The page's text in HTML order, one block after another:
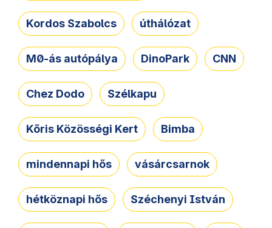
Kordos Szabolcs úthálózat
M0-ás autópálya DinoPark CNN
Chez Dodo Szélkapu
Kőris Közösségi Kert Bimba
mindennapi hős vásárcsarnok
hétköznapi hős Széchenyi István